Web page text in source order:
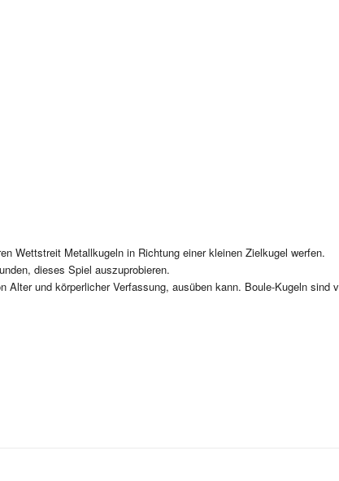
Wettstreit Metallkugeln in Richtung einer kleinen Zielkugel werfen.
dieses Spiel auszuprobieren.
und körperlicher Verfassung, ausüben kann. Boule-Kugeln sind